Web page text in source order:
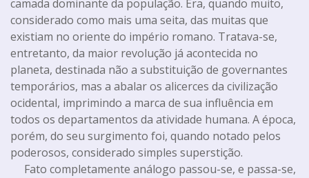
camada dominante da população. Era, quando muito,
considerado como mais uma seita, das muitas que
existiam no oriente do império romano. Tratava-se,
entretanto, da maior revolução já acontecida no
planeta, destinada não a substituição de governantes
temporários, mas a abalar os alicerces da civilização
ocidental, imprimindo a marca de sua influência em
todos os departamentos da atividade humana. A época,
porém, do seu surgimento foi, quando notado pelos
poderosos, considerado simples superstição.
Fato completamente análogo passou-se, e passa-se,